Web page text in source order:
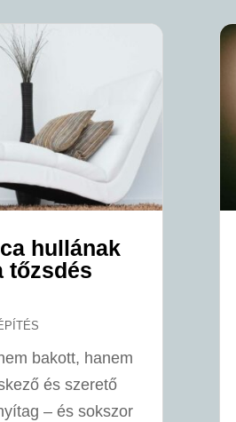
hullának
tőzsdés
bakott, hanem
és szerető
– és sokszor